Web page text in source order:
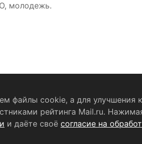
молодежь.
персональных данных
о регистрации СМИ ЭЛ № ФС 77 -
файлы cookie, а для улучшения
рейтинга Mail.ru.
и даёте своё согласие на